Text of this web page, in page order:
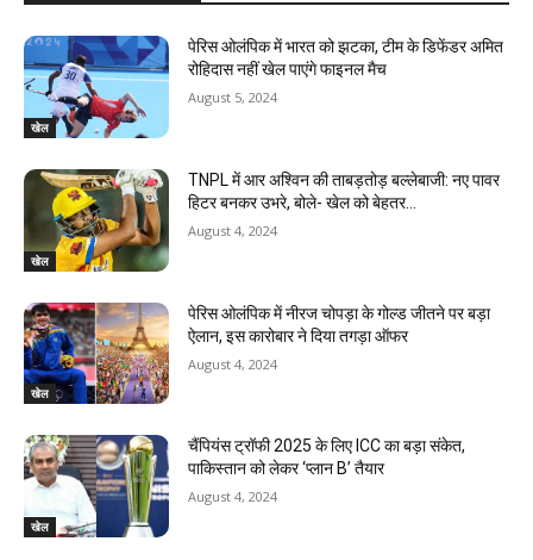
खेल
पेरिस ओलंपिक में भारत को झटका, टीम के डिफेंडर अमित
रोहिदास नहीं खेल पाएंगे फाइनल मैच
August 5, 2024
खेल
TNPL में आर अश्विन की ताबड़तोड़ बल्‍लेबाजी: नए पावर
हिटर बनकर उभरे, बोले- खेल को बेहतर…
August 4, 2024
खेल
पेरिस ओलंपिक में नीरज चोपड़ा के गोल्ड जीतने पर बड़ा
ऐलान, इस कारोबार ने दिया तगड़ा ऑफर
August 4, 2024
खेल
चैंपियंस ट्रॉफी 2025 के लिए ICC का बड़ा संकेत,
पाकिस्तान को लेकर ‘प्लान B’ तैयार
August 4, 2024